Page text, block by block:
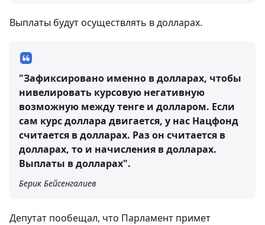
Выплаты будут осуществлять в долларах.
"Зафиксировано именно в долларах, чтобы
нивелировать курсовую негативную
возможную между тенге и долларом. Если
сам курс доллара двигается, у нас Нацфонд
считается в долларах. Раз он считается в
долларах, то и начисления в долларах.
Выплаты в долларах".
Берик Бейсенгалиев
Депутат пообещал, что Парламент примет